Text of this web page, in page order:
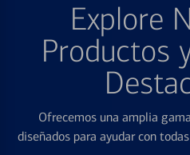
Explore
Productos
Ofrecemos una amplia
diseñados para ayudar con